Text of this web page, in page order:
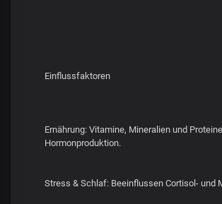
Einflussfaktoren
Ernährung: Vitamine, Mineralien und
Hormonproduktion.
Stress & Schlaf: Beeinflussen Cortisol- und